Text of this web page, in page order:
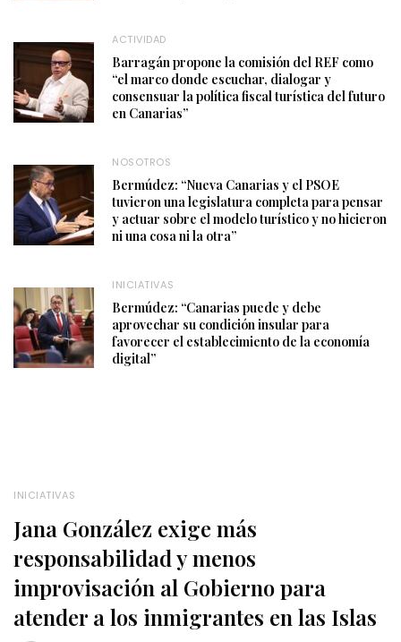
ACTIVIDAD
Barragán propone la comisión del REF como
“el marco donde escuchar, dialogar y
consensuar la política fiscal turística del futuro
en Canarias”
NOSOTROS
Bermúdez: “Nueva Canarias y el PSOE
tuvieron una legislatura completa para pensar
y actuar sobre el modelo turístico y no hicieron
ni una cosa ni la otra”
INICIATIVAS
Bermúdez: “Canarias puede y debe
aprovechar su condición insular para
favorecer el establecimiento de la economía
digital”
INICIATIVAS
Jana González exige más
responsabilidad y menos
improvisación al Gobierno para
atender a los inmigrantes en las Islas